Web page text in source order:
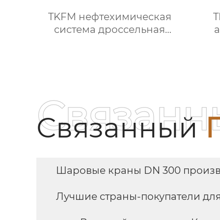
TKFM нефтехимическая
система дроссельная
Связанный
Шаровые краны DN 300
Лучшие страны-покупатели